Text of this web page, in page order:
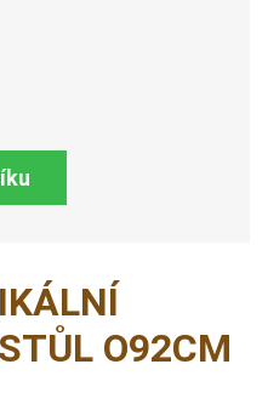
O92CM